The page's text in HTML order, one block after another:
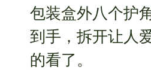
包装盒外八个护
到手，拆开让人
的看了。